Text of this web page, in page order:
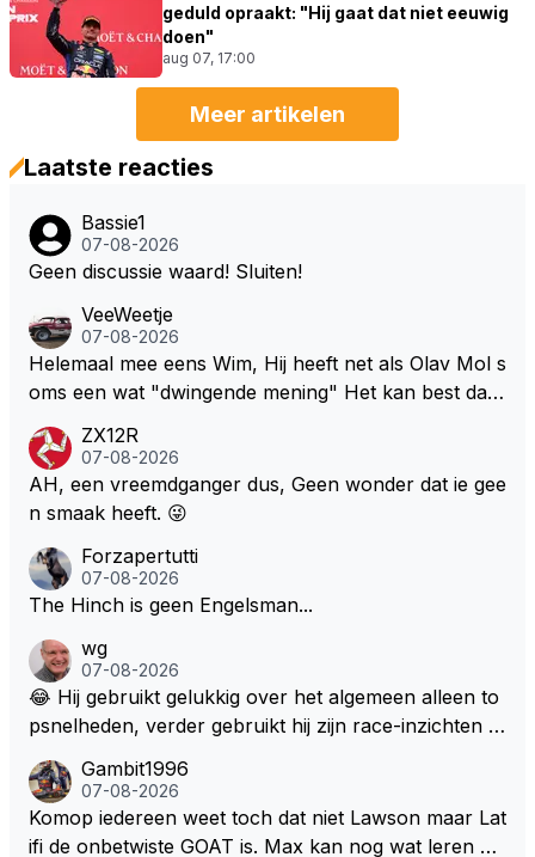
geduld opraakt: "Hij gaat dat niet eeuwig
doen"
aug 07, 17:00
Meer artikelen
Laatste reacties
Bassie1
07-08-2026
Geen discussie waard! Sluiten!
VeeWeetje
07-08-2026
Helemaal mee eens Wim, Hij heeft net als Olav Mol s
oms een wat "dwingende mening" Het kan best dat
l bij Windsor op te roepen. Maar in een tijd zonder r
aces zijn dit leuke berichtjes
ZX12R
07-08-2026
AH, een vreemdganger dus, Geen wonder dat ie gee
n smaak heeft. 😜
Forzapertutti
07-08-2026
The Hinch is geen Engelsman...
wg
07-08-2026
😂 Hij gebruikt gelukkig over het algemeen alleen to
psnelheden, verder gebruikt hij zijn race-inzichten q
een bocht zegt helemaal niets, dus wat dat betreft h
eeft hij sowieso gelijk 😂.
Gambit1996
07-08-2026
Komop iedereen weet toch dat niet Lawson maar Lat
ifi de onbetwiste GOAT is. Max kan nog wat leren va